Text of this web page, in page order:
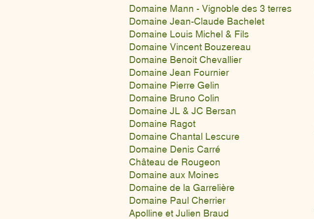
Domaine Mann - Vignoble des 3 terres
Domaine Jean-Claude Bachelet
Domaine Louis Michel & Fils
Domaine Vincent Bouzereau
Domaine Benoit Chevallier
Domaine Jean Fournier
Domaine Pierre Gelin
Domaine Bruno Colin
Domaine JL & JC Bersan
Domaine Ragot
Domaine Chantal Lescure
Domaine Denis Carré
Château de Rougeon
Domaine aux Moines
Domaine de la Garrelière
Domaine Paul Cherrier
Apolline et Julien Braud